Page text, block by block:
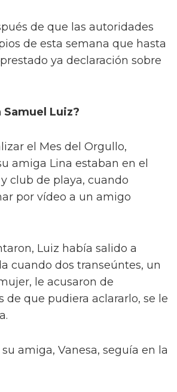
de que las autoridades
de esta semana que hasta
ya declaración sobre
Samuel Luiz?
el Mes del Orgullo,
amiga Lina estaban en el
club de playa, cuando
por vídeo a un amigo
Luiz había salido a
cuando dos transeúntes, un
le acusaron de
de que pudiera aclararlo, se le
amiga, Vanesa, seguía en la